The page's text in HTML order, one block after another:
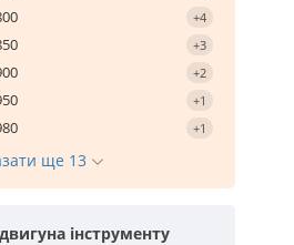
+4
+3
+2
+1
+1
ще 13
інструменту